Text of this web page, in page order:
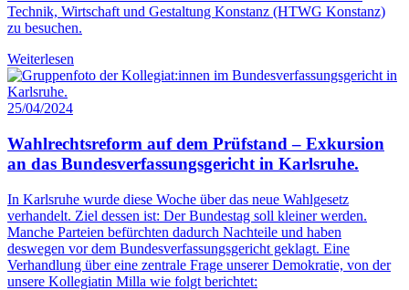
Technik, Wirtschaft und Gestaltung Konstanz (HTWG Konstanz)
zu besuchen.
Weiterlesen
25/04/2024
Wahlrechtsreform auf dem Prüfstand – Exkursion
an das Bundesverfassungsgericht in Karlsruhe.
In Karlsruhe wurde diese Woche über das neue Wahlgesetz
verhandelt. Ziel dessen ist: Der Bundestag soll kleiner werden.
Manche Parteien befürchten dadurch Nachteile und haben
deswegen vor dem Bundesverfassungsgericht geklagt. Eine
Verhandlung über eine zentrale Frage unserer Demokratie, von der
unsere Kollegiatin Milla wie folgt berichtet: